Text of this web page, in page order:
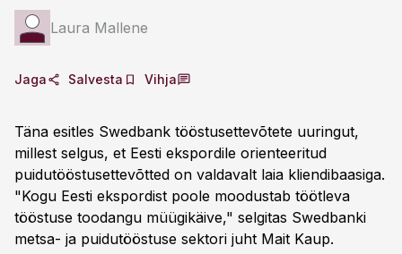
Laura Mallene
Jaga Salvesta Vihja
Täna esitles Swedbank tööstusettevõtete uuringut,
millest selgus, et Eesti ekspordile orienteeritud
puidutööstusettevõtted on valdavalt laia kliendibaasiga.
"Kogu Eesti ekspordist poole moodustab töötleva
tööstuse toodangu müügikäive," selgitas Swedbanki
metsa- ja puidutööstuse sektori juht Mait Kaup.